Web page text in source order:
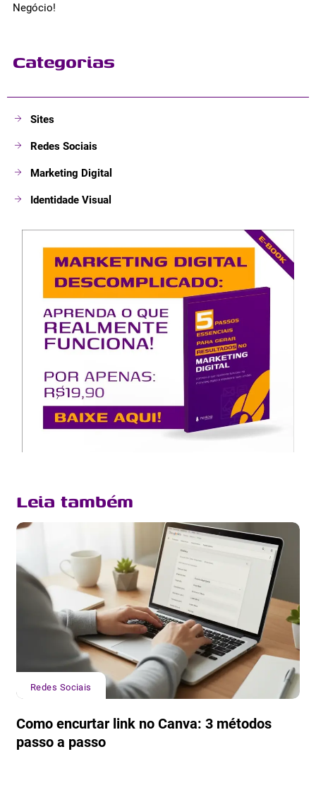
Negócio!
Categorias
Sites
Redes Sociais
Marketing Digital
Identidade Visual
Leia também
Redes Sociais
Como encurtar link no Canva: 3 métodos
passo a passo